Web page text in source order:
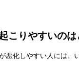
こりやすいのは
悪化しやすい人には、